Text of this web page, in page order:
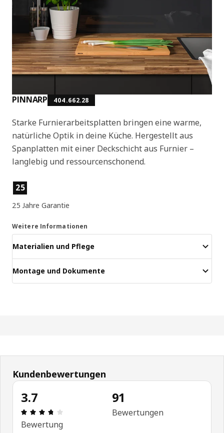
PINNARP 404.662.28
Starke Furnierarbeitsplatten bringen eine warme,
natürliche Optik in deine Küche. Hergestellt aus
Spanplatten mit einer Deckschicht aus Furnier –
langlebig und ressourcenschonend.
Produktmerkmale
25
25 Jahre Garantie
Weitere Informationen
Materialien und Pflege
Montage und Dokumente
Kundenbewertungen
3.7
Bewertung: 3.7 von 5 Sterne Alle Bewertungen:
Bewertung
91
Bewertungen